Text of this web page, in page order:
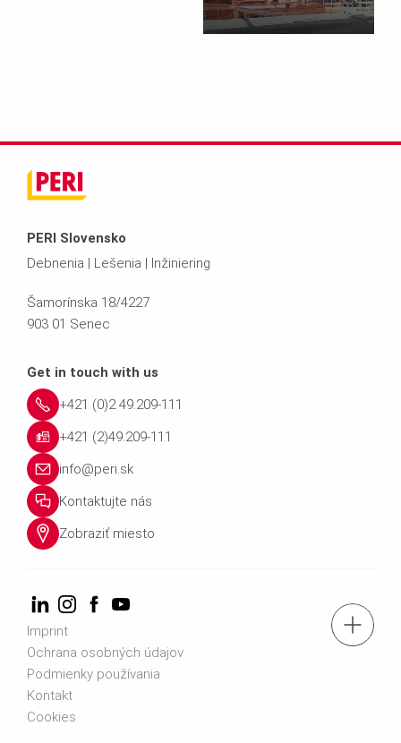
tel.: +421 (0)2 49.209-111
Ciudad de Buenos
Aires
PERI Slovensko
Debnenia | Lešenia | Inžiniering
Šamorínska 18/4227
903 01 Senec
Get in touch with us
+421 (0)2 49.209-111
+421 (2)49.209-111
info@peri.sk
Kontaktujte nás
Zobraziť miesto
Imprint
Ochrana osobných údajov
Podmienky používania
Kontakt
Cookies